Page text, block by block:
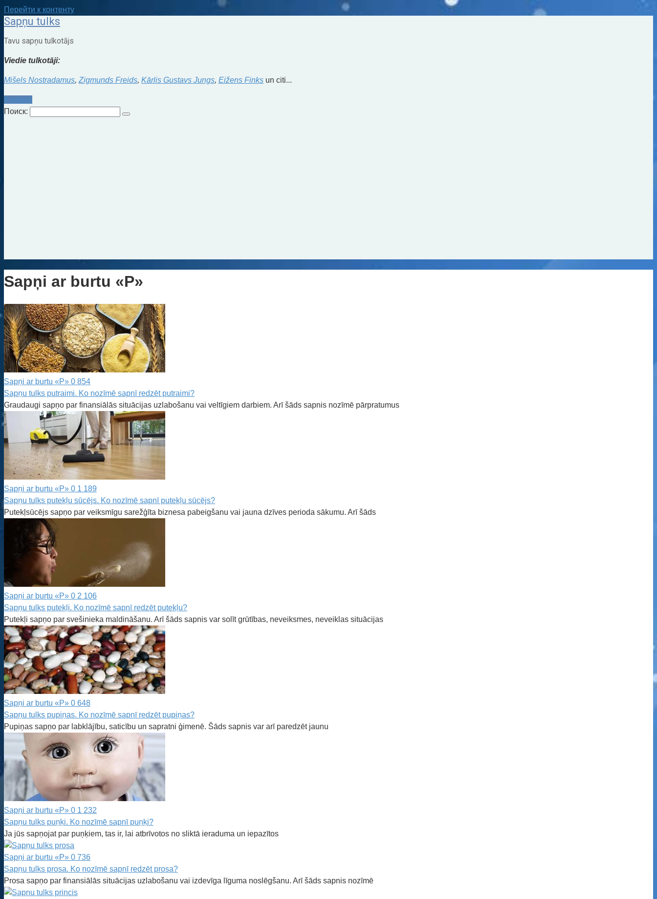
Перейти к контенту
Sapņu tulks
Tavu sapņu tulkotājs
Viedie tulkotāji:
Mišels Nostradamus, Zigmunds Freids, Kārlis Gustavs Jungs, Eižens Finks un citi...
Kontakti
Поиск:
Sapņi ar burtu «P»
Sapņi ar burtu «P» 0 854
Sapņu tulks putraimi. Ko nozīmē sapnī redzēt putraimi?
Graudaugi sapņo par finansiālās situācijas uzlabošanu vai veltīgiem darbiem. Arī šāds sapnis nozīmē pārpratumus
Sapņi ar burtu «P» 0 1 189
Sapņu tulks putekļu sūcējs. Ko nozīmē sapnī putekļu sūcējs?
Putekļsūcējs sapņo par veiksmīgu sarežģīta biznesa pabeigšanu vai jauna dzīves perioda sākumu. Arī šāds
Sapņi ar burtu «P» 0 2 106
Sapņu tulks putekļi. Ko nozīmē sapnī redzēt putekļu?
Putekļi sapņo par svešinieka maldināšanu. Arī šāds sapnis var solīt grūtības, neveiksmes, neveiklas situācijas
Sapņi ar burtu «P» 0 648
Sapņu tulks pupiņas. Ko nozīmē sapnī redzēt pupiņas?
Pupiņas sapņo par labklājību, saticību un sapratni ģimenē. Šāds sapnis var arī paredzēt jaunu
Sapņi ar burtu «P» 0 1 232
Sapņu tulks puņķi. Ko nozīmē sapnī puņķi?
Ja jūs sapņojat par puņķiem, tas ir, lai atbrīvotos no sliktā ieraduma un iepazītos
Sapņi ar burtu «P» 0 736
Sapņu tulks prosa. Ko nozīmē sapnī redzēt prosa?
Prosa sapņo par finansiālās situācijas uzlabošanu vai izdevīga līguma noslēgšanu. Arī šāds sapnis nozīmē